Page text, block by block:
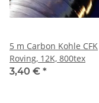
5 m Carbon Kohle CFK
Roving, 12K, 800tex
3,40 € *